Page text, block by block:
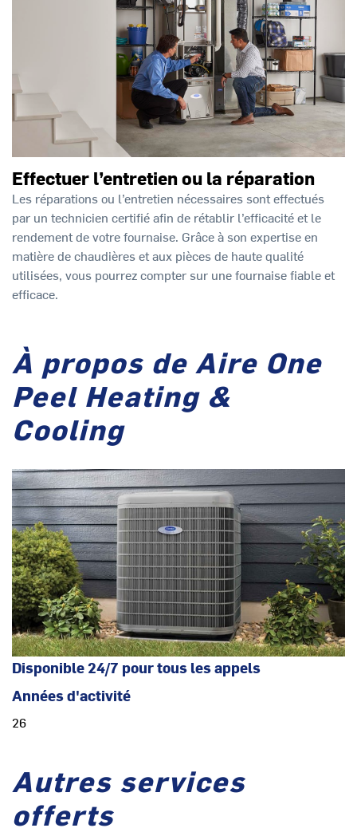
Effectuer l’entretien ou la réparation
Les réparations ou l’entretien nécessaires sont effectués
par un technicien certifié afin de rétablir l’efficacité et le
rendement de votre fournaise. Grâce à son expertise en
matière de chaudières et aux pièces de haute qualité
utilisées, vous pourrez compter sur une fournaise fiable et
efficace.
À propos de Aire One
Peel Heating &
Cooling
Disponible 24/7 pour tous les appels
Années d'activité
26
Autres services
offerts